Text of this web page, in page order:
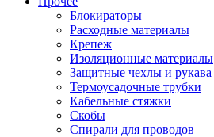
Блокираторы
Расходные материалы
Крепеж
Изоляционные материалы
Защитные чехлы и рукава
Термоусадочные трубки
Кабельные стяжки
Скобы
Спирали для проводов